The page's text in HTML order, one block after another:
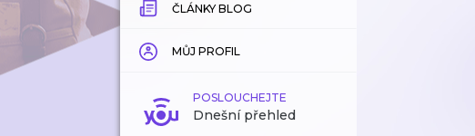
KATALOG
KATEGORIE
ZÁLOŽKY
ČLÁNKY BLOG
MŮJ PROFIL
POSLOUCHEJTE
Dnešní přehled